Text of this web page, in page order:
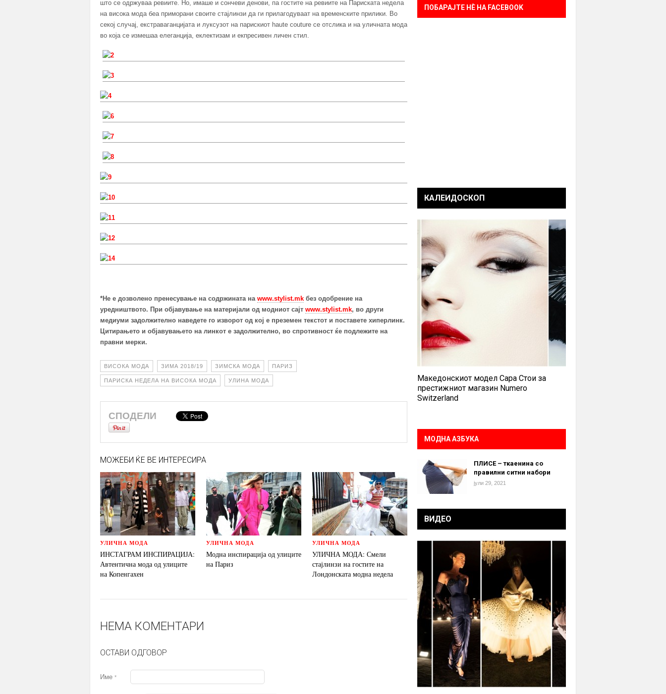
што се одржуваа ревиите. Но, имаше и сончеви денови, па гостите на ревиите на Париската недела
на висока мода беа приморани своите стајлинзи да ги прилагодуваат на временските прилики. Во
секој случај, екстраваганцијата и луксузот на парискиот haute couture се отслика и на уличната мода
во која се измешаа елеганција, еклектизам и екпресивен личен стил.
*Не е дозволено пренесување на содржината на www.stylist.mk без одобрение на
уредништвото. При објавување на материјали од модниот сајт www.stylist.mk, во други
медиуми задолжително наведете го изворот од кој е преземен текстот и поставете хиперлинк.
Цитирањето и објавувањето на линкот е задолжително, во спротивност ќе подлежите на
правни мерки.
ВИСОКА МОДА ЗИМА 2018/19 ЗИМСКА МОДА ПАРИЗ
ПАРИСКА НЕДЕЛА НА ВИСОКА МОДА УЛИНА МОДА
СПОДЕЛИ
МОЖЕБИ ЌЕ ВЕ ИНТЕРЕСИРА
УЛИЧНА МОДА
ИНСТАГРАМ ИНСПИРАЦИЈА:
Автентична мода од улиците
на Копенгахен
УЛИЧНА МОДА
Модна инспирација од улиците
на Париз
УЛИЧНА МОДА
УЛИЧНА МОДА: Смели
стајлинзи на гостите на
Лондонската модна недела
НЕМА КОМЕНТАРИ
ОСТАВИ ОДГОВОР
Име *
ПОБАРАЈТЕ НÈ НА FACEBOOK
КАЛЕИДОСКОП
Македонскиот модел Сара Стои за
престижниот магазин Numero
Switzerland
МОДНА АЗБУКА
ПЛИСЕ – ткаенина со
правилни ситни набори
јули 29, 2021
ВИДЕО